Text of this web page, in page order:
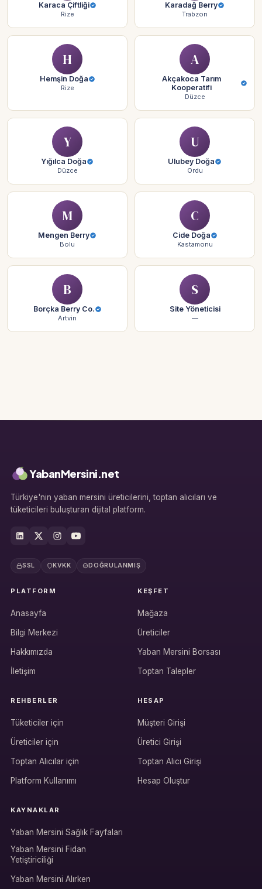
Hesabına giriş yap
Üretici / çiftçi paneli
Karaca Çiftliği
Rize
Karadağ Berry
Trabzon
H
Hemşin Doğa
Rize
A
Akçakoca Tarım
Kooperatifi
Düzce
Y
Yığılca Doğa
Düzce
U
Ulubey Doğa
Ordu
M
Mengen Berry
Bolu
C
Cide Doğa
Kastamonu
B
Borçka Berry Co.
Artvin
S
Site Yöneticisi
—
YabanMersini.net
Türkiye'nin yaban mersini üreticilerini, toptan alıcıları ve
tüketicileri buluşturan dijital platform.
SSL KVKK DOĞRULANMIŞ
PLATFORM
Anasayfa
Bilgi Merkezi
Hakkımızda
İletişim
KEŞFET
Mağaza
Üreticiler
Yaban Mersini Borsası
Toptan Talepler
REHBERLER
Tüketiciler için
Üreticiler için
Toptan Alıcılar için
Platform Kullanımı
HESAP
Müşteri Girişi
Üretici Girişi
Toptan Alıcı Girişi
Hesap Oluştur
KAYNAKLAR
Yaban Mersini Sağlık Fayfaları
Yaban Mersini Fidan
Yetiştiriciliği
Yaban Mersini Alırken